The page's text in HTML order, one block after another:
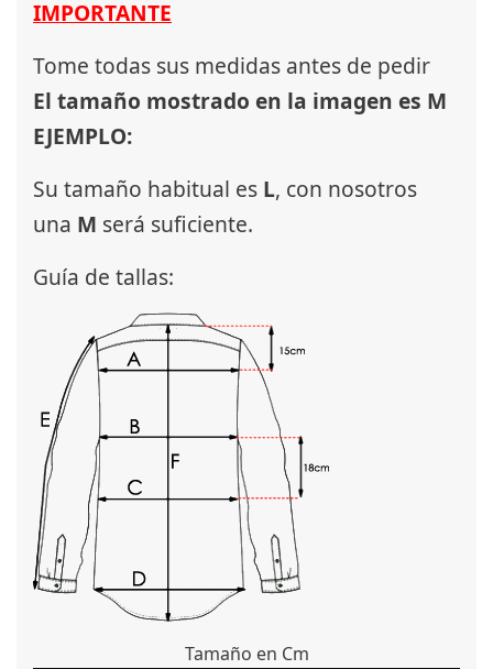
IMPORTANTE
Tome todas sus medidas antes de pedir
El tamaño mostrado en la imagen es M
EJEMPLO:
Su tamaño habitual es L, con nosotros
una M será suficiente.
Guía de tallas:
Tamaño en Cm